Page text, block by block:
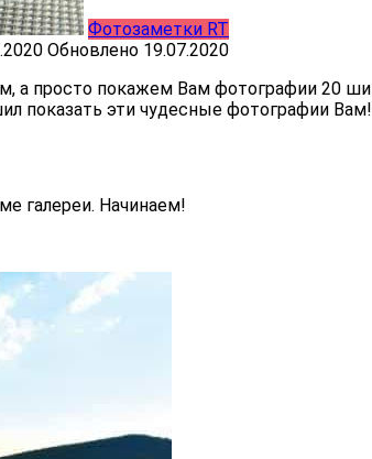
Фотозаметки RT
Обновлено 19.07.2020
а просто покажем Вам фотографии 20
показать эти чудесные фотографии Вам!
галереи. Начинаем!